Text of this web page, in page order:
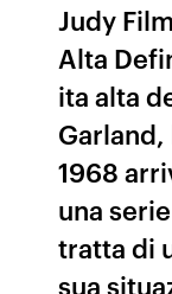
Judy
Alta
ita alta
1968
una
tratta di
sua